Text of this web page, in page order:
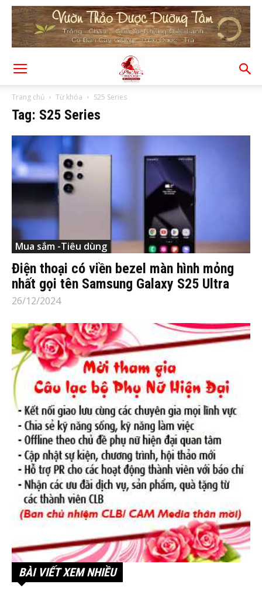
Trang chủ Từ khóa S25 Series
Tag: S25 Series
Mua sắm -Tiêu dùng
Điện thoại có viền bezel màn hình mỏng
nhất gọi tên Samsung Galaxy S25 Ultra
26/12/2024
BÀI VIẾT XEM NHIỀU